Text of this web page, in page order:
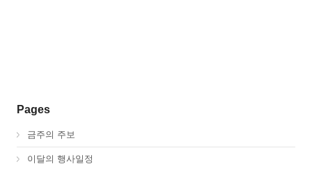
Pages
금주의 주보
이달의 행사일정